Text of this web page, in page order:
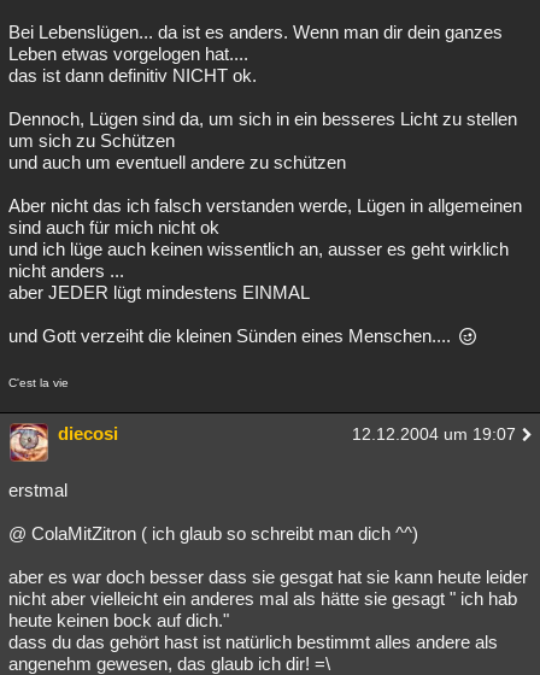
Bei Lebenslügen... da ist es anders. Wenn man dir dein ganzes
Leben etwas vorgelogen hat....
das ist dann definitiv NICHT ok.
Dennoch, Lügen sind da, um sich in ein besseres Licht zu stellen
um sich zu Schützen
und auch um eventuell andere zu schützen
Aber nicht das ich falsch verstanden werde, Lügen in allgemeinen
sind auch für mich nicht ok
und ich lüge auch keinen wissentlich an, ausser es geht wirklich
nicht anders ...
aber JEDER lügt mindestens EINMAL
und Gott verzeiht die kleinen Sünden eines Menschen....
C'est la vie
diecosi 12.12.2004 um 19:07
erstmal
@ ColaMitZitron ( ich glaub so schreibt man dich ^^)
aber es war doch besser dass sie gesgat hat sie kann heute leider
nicht aber vielleicht ein anderes mal als hätte sie gesagt " ich hab
heute keinen bock auf dich."
dass du das gehört hast ist natürlich bestimmt alles andere als
angenehm gewesen, das glaub ich dir! =\